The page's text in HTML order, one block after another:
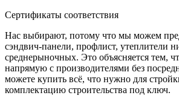
Сертификаты соответствия
Нас выбирают, потому что мы можем
сэндвич-панели, профлист, утеплители
среднерыночных. Это объясняется тем,
напрямую с производителями без
можете купить всё, что нужно для
комплектацию строительства под ключ.